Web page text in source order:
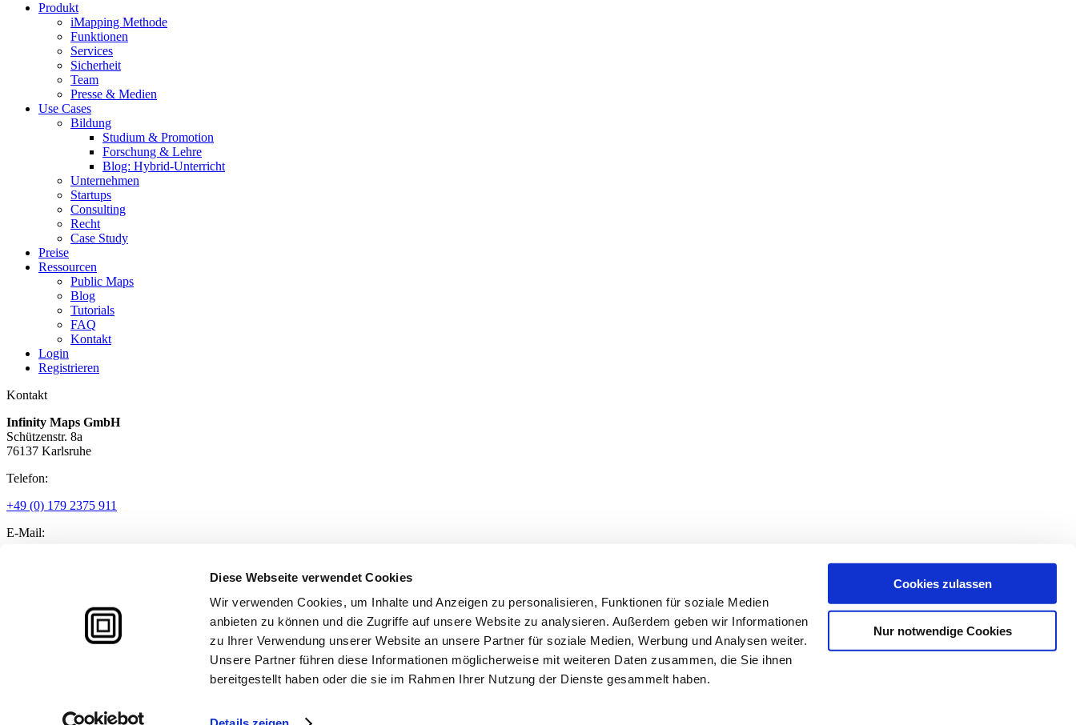
Diese Webseite verwendet Cookies
Wir verwenden Cookies, um Inhalte und Anzeigen zu personalisieren, Funktionen für soziale Medien
anbieten zu können und die Zugriffe auf unsere Website zu analysieren. Außerdem geben wir Informationen
zu Ihrer Verwendung unserer Website an unsere Partner für soziale Medien, Werbung und Analysen weiter.
Unsere Partner führen diese Informationen möglicherweise mit weiteren Daten zusammen, die Sie ihnen
bereitgestellt haben oder die sie im Rahmen Ihrer Nutzung der Dienste gesammelt haben.
Cookies zulassen
Nur notwendige Cookies
Produkt
iMapping Methode
Funktionen
Services
Sicherheit
Team
Presse & Medien
Use Cases
Bildung
Studium & Promotion
Forschung & Lehre
Blog: Hybrid-Unterricht
Unternehmen
Startups
Consulting
Recht
Case Study
Preise
Ressourcen
Public Maps
Blog
Tutorials
FAQ
Kontakt
Login
Registrieren
Kontakt
Infinity Maps GmbH
Schützenstr. 8a
76137 Karlsruhe
Telefon:
+49 (0) 179 2375 911
E-Mail:
© 2026 Infinity Maps. Alle Rechte vorbehalten.
Nutzungsbedingungen
Datenschutz
Impressum